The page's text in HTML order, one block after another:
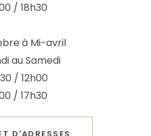
/ 18h30
à Mi-avril
au Samedi
/ 12h00
/ 17h30
D'ADRESSES